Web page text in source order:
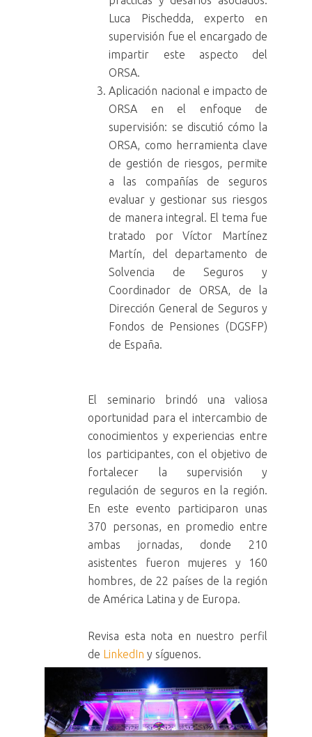
Luca Pischedda, experto en
supervisión fue el encargado de
impartir este aspecto del
ORSA.
Aplicación nacional e impacto de
ORSA en el enfoque de
supervisión: se discutió cómo la
ORSA, como herramienta clave
de gestión de riesgos, permite
a las compañías de seguros
evaluar y gestionar sus riesgos
de manera integral. El tema fue
tratado por Víctor Martínez
Martín, del departamento de
Solvencia de Seguros y
Coordinador de ORSA, de la
Dirección General de Seguros y
Fondos de Pensiones (DGSFP)
de España.
El seminario brindó una valiosa
oportunidad para el intercambio de
conocimientos y experiencias entre
los participantes, con el objetivo de
fortalecer la supervisión y
regulación de seguros en la región.
En este evento participaron unas
370 personas, en promedio entre
ambas jornadas, donde 210
asistentes fueron mujeres y 160
hombres, de 22 países de la región
de América Latina y de Europa.
Revisa esta nota en nuestro perfil
de LinkedIn y síguenos.